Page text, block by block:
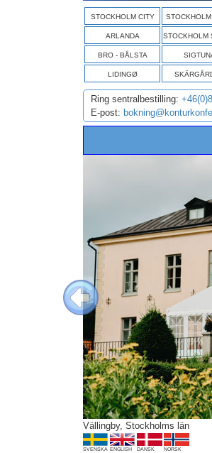
STOCKHOLM CITY
ARLANDA STOCKHOLM
BRO - BÅLSTA
LIDINGØ
Ring sentralbestilling:
E-post:
Previous
Vällingby, Stockholms län
SVENSKA ENGLISH DANSK NORSK